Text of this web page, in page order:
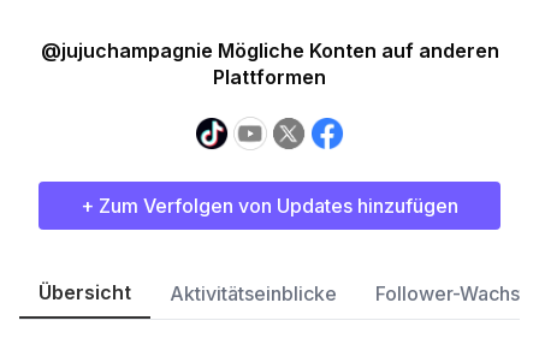
@jujuchampagnie Mögliche Konten auf anderen
Plattformen
+ Zum Verfolgen von Updates hinzufügen
Übersicht Aktivitätseinblicke Follower-